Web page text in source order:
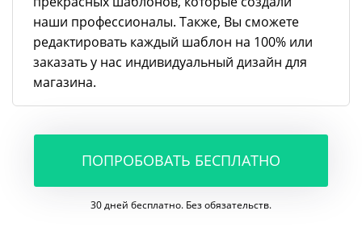
наши профессионалы. Также, Вы сможете
редактировать каждый шаблон на 100% или
заказать у нас индивидуальный дизайн для
магазина.
ПОПРОБОВАТЬ БЕСПЛАТНО
30 дней бесплатно. Без обязательств.